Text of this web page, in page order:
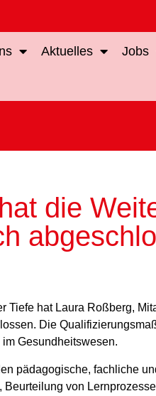
Aktuelles Jobs
die
Tiefe hat Laura Roßberg,
Die
Gesundheitswesen.
pädagogische, fachliche
von